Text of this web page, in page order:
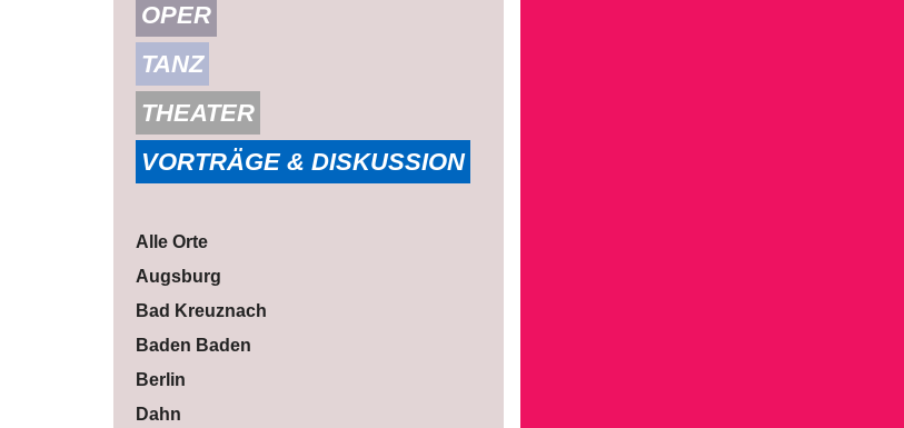
OPER
TANZ
THEATER
VORTRÄGE & DISKUSSION
Alle Orte
Augsburg
Bad Kreuznach
Baden Baden
Berlin
Dahn